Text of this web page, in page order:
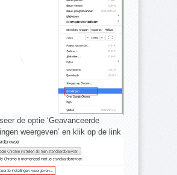
de optie ‘Geavanceerde
weergeven’ en klik op de link